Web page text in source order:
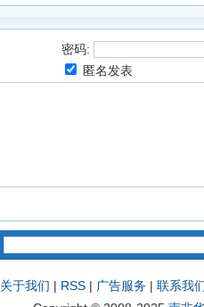
密码:
匿名发表
关于我们 | RSS | 广告服务 | 联系我